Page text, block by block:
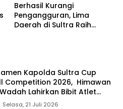
Berhasil Kurangi
Pengangguran, Lima
Daerah di Sultra Raih
Kapolda Sultra Cup
Competition 2026, Himawan
Lahirkan Bibit Atlet
Selasa, 21 Juli 2026